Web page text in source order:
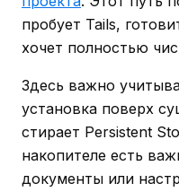
пробует Tails,
хочет полностью
Здесь важно
установка поверх
стирает Persistent
накопителе есть
документы или